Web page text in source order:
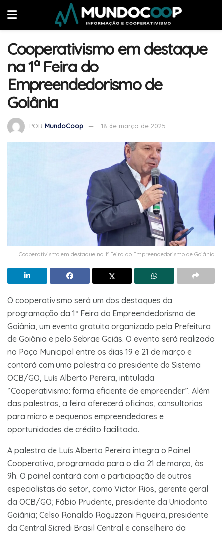
Cooperativismo em destaque
na 1ª Feira do
Empreendedorismo de
Goiânia
POR MundoCoop 18 de março de 2025
Cooperativismo em destaque na 1ª Feira do Empreendedorismo de Goiânia
O cooperativismo será um dos destaques da
programação da 1ª Feira do Empreendedorismo de
Goiânia, um evento gratuito organizado pela Prefeitura
de Goiânia e pelo Sebrae Goiás. O evento será realizado
no Paço Municipal entre os dias 19 e 21 de março e
contará com uma palestra do presidente do Sistema
OCB/GO, Luís Alberto Pereira, intitulada
“Cooperativismo: forma eficiente de empreender”. Além
das palestras, a feira oferecerá oficinas, consultorias
para micro e pequenos empreendedores e
oportunidades de crédito facilitado.
A palestra de Luís Alberto Pereira integra o Painel
Cooperativo, programado para o dia 21 de março, às
9h. O painel contará com a participação de outros
especialistas do setor, como Victor Rios, gerente geral
da OCB/GO; Fábio Prudente, presidente da Uniodonto
Goiânia; Celso Ronaldo Raguzzoni Figueira, presidente
da Central Sicredi Brasil Central e conselheiro da